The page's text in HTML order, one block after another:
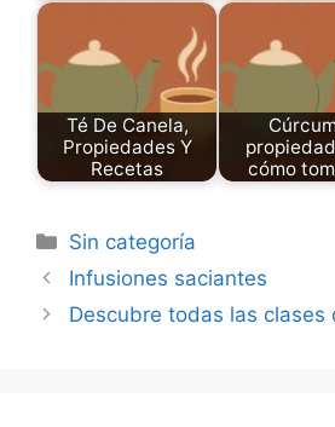
Té De Canela,
Propiedades Y
Recetas
cómo
Categories
Sin categoría
Infusiones saciantes
Descubre todas las clases